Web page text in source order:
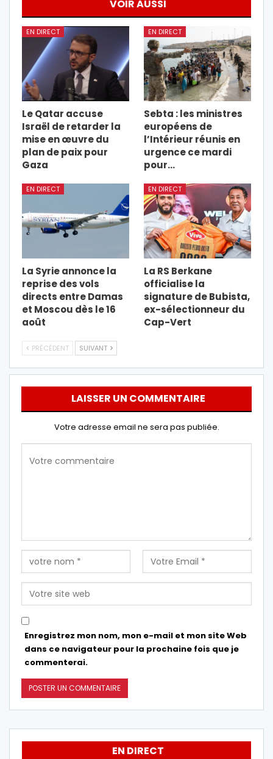
VOIR AUSSI
EN DIRECT
Le Qatar accuse
Israël de retarder la
mise en œuvre du
plan de paix pour
Gaza
EN DIRECT
Sebta : les ministres
européens de
l’Intérieur réunis en
urgence ce mardi
pour…
EN DIRECT
La Syrie annonce la
reprise des vols
directs entre Damas
et Moscou dès le 16
août
EN DIRECT
La RS Berkane
officialise la
signature de Bubista,
ex-sélectionneur du
Cap-Vert
PRÉCÉDENT SUIVANT
LAISSER UN COMMENTAIRE
Votre adresse email ne sera pas publiée.
Enregistrez mon nom, mon e-mail et mon site Web
dans ce navigateur pour la prochaine fois que je
commenterai.
EN DIRECT